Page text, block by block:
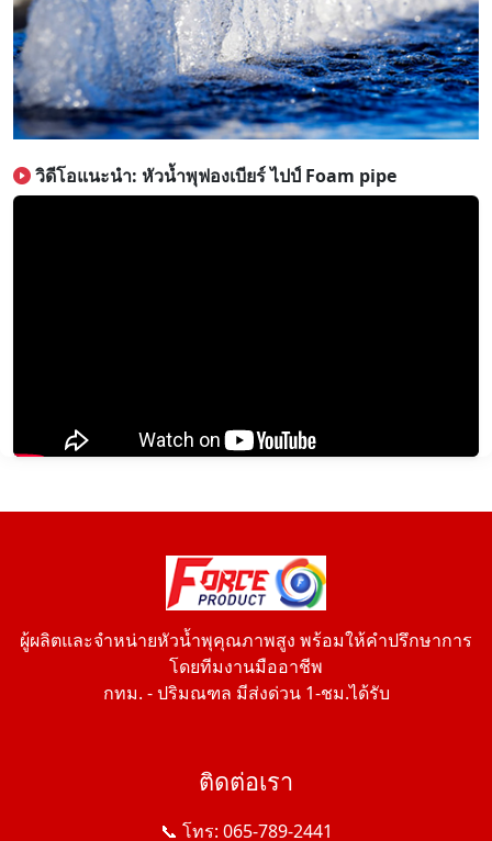
วิดีโอแนะนำ: หัวน้ำพุฟองเบียร์ ไปป์ Foam pipe
ผู้ผลิตและจำหน่ายหัวน้ำพุคุณภาพสูง พร้อมให้คำปรึกษาการ
โดยทีมงานมืออาชีพ
กทม. - ปริมณฑล มีส่งด่วน 1-ชม.ได้รับ
ติดต่อเรา
📞 โทร: 065-789-2441